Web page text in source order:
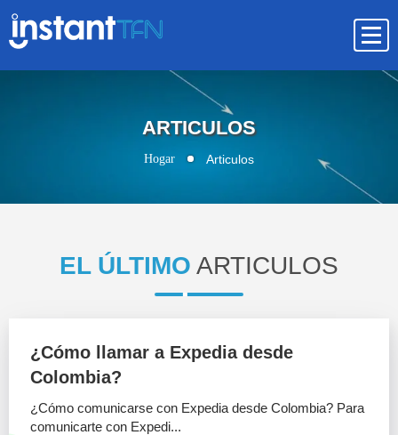
ARTICULOS
Hogar Articulos
EL ÚLTIMO ARTICULOS
¿Cómo llamar a Expedia desde
Colombia?
¿Cómo comunicarse con Expedia desde Colombia? Para
comunicarte con Expedi...